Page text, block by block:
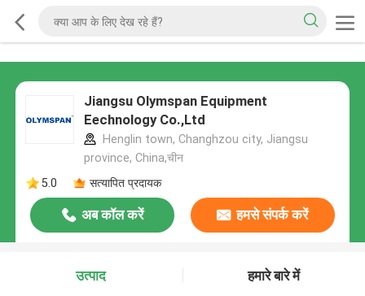
Jiangsu Olymspan Equipment
Eechnology Co.,Ltd
Henglin town, Changhzou city, Jiangsu
province, China,चीन
5.0
सत्यापित प्रदायक
अब कॉल करें हमसे संपर्क करें
उत्पाद हमारे बारे में